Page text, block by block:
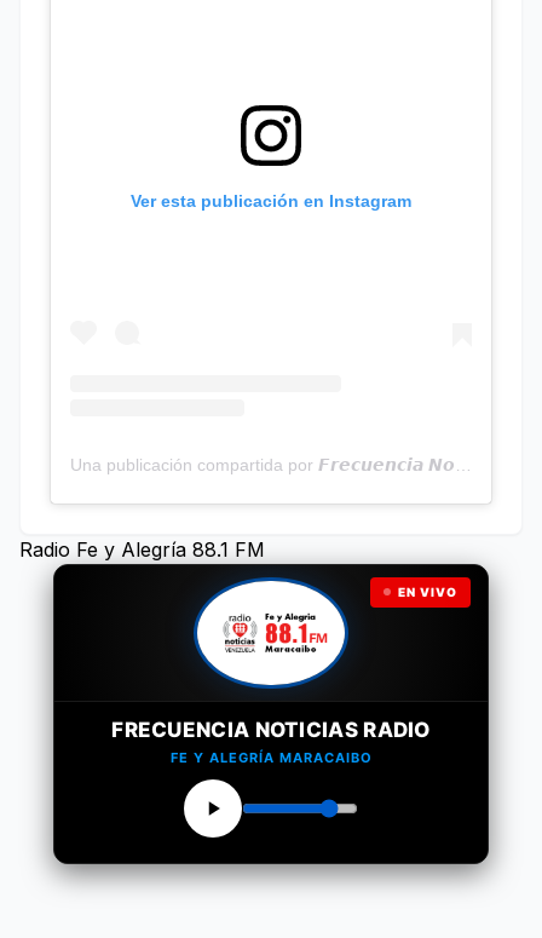
Ver esta publicación en Instagram
Radio Fe y Alegría 88.1 FM
EN VIVO
FRECUENCIA NOTICIAS RADIO
FE Y ALEGRÍA MARACAIBO